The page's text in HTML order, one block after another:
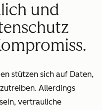
und
stützen sich auf Daten,
Allerdings
vertrauliche